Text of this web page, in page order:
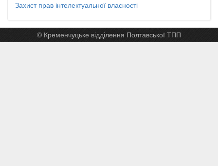
Захист прав інтелектуальної власності
© Кременчуцьке відділення Полтавської ТПП